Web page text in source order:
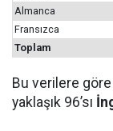
Almanca
Fransızca
Toplam
Bu verilere göre
yaklaşık 96’sı